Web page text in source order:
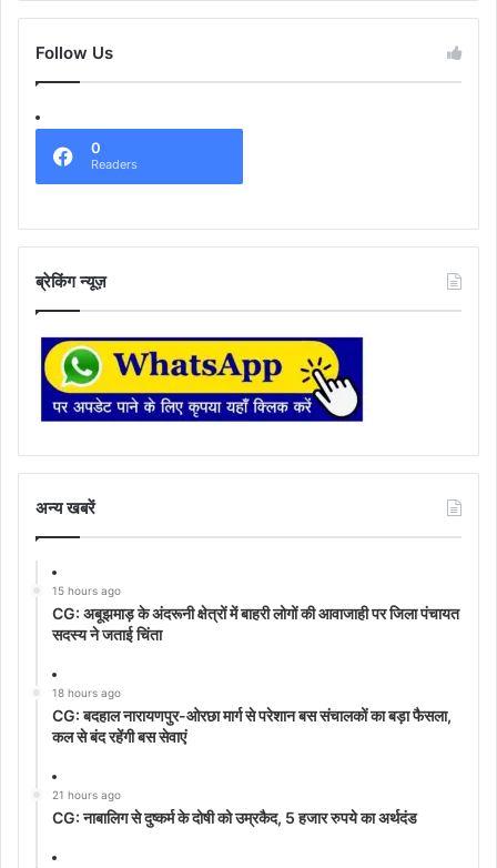
Follow Us
0
Readers
ब्रेकिंग न्यूज़
अन्‍य खबरें
15 hours ago
CG: अबूझमाड़ के अंदरूनी क्षेत्रों में बाहरी लोगों की आवाजाही पर जिला पंचायत
सदस्य ने जताई चिंता
18 hours ago
CG: बदहाल नारायणपुर-ओरछा मार्ग से परेशान बस संचालकों का बड़ा फैसला,
कल से बंद रहेंगी बस सेवाएं
21 hours ago
CG: नाबालिग से दुष्कर्म के दोषी को उम्रकैद, 5 हजार रुपये का अर्थदंड